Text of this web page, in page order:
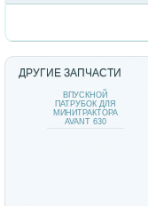
ДРУГИЕ ЗАПЧАСТИ
ВПУСКНОЙ
ПАТРУБОК ДЛЯ
МИНИТРАКТОРА
AVANT 630